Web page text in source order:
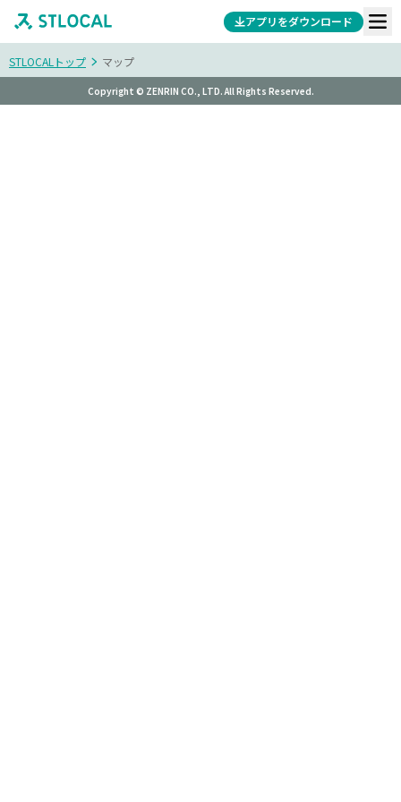
アプリをダウンロード
STLOCALトップ マップ
Copyright © ZENRIN CO., LTD. All Rights Reserved.